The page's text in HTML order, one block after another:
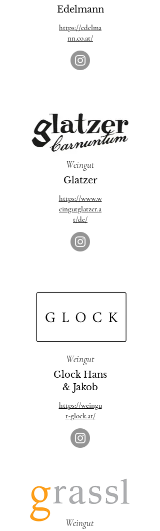
Edelmann
https://edelma
nn.co.at/
Weingut
Glatzer
https://www.w
eingutglatzer.a
t/de/
Weingut
Glock Hans
& Jakob
https://weingu
t-glock.at/
Weingut